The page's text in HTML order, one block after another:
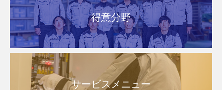
得意分野
サービスメニュー